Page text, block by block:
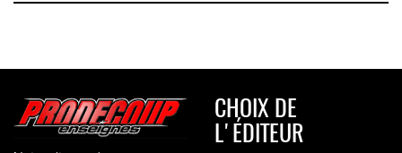
CHOIX DE
L'ÉDITEUR